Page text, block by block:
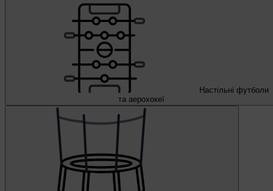
Настільні футболи
та аерохокеї